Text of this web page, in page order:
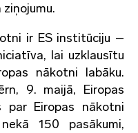
ir ES institūciju –
lai uzklausītu
nākotni labāku.
9. maijā, Eiropas
par Eiropas nākotni
150 pasākumi,